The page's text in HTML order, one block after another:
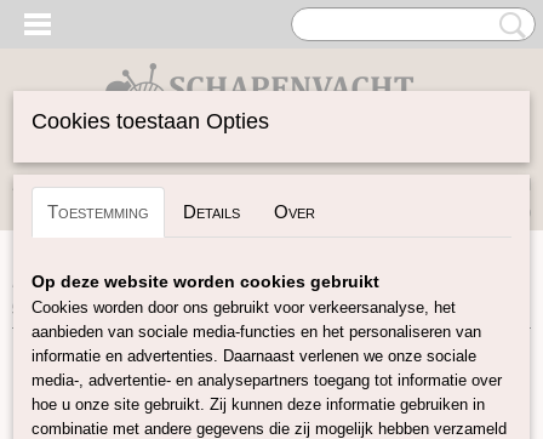
Inloggen Registreren
(0)
Home>Gekaarde Wol>Corriedal kaardvlies in lont
gekleurd >Corriedale kaardvlies in lont petrol KL23
Cookies toestaan Opties
Toestemming Details Over
Op deze website worden cookies gebruikt
Cookies worden door ons gebruikt voor verkeersanalyse, het
aanbieden van sociale media-functies en het personaliseren van
informatie en advertenties. Daarnaast verlenen we onze sociale
media-, advertentie- en analysepartners toegang tot informatie over
hoe u onze site gebruikt. Zij kunnen deze informatie gebruiken in
combinatie met andere gegevens die zij mogelijk hebben verzameld